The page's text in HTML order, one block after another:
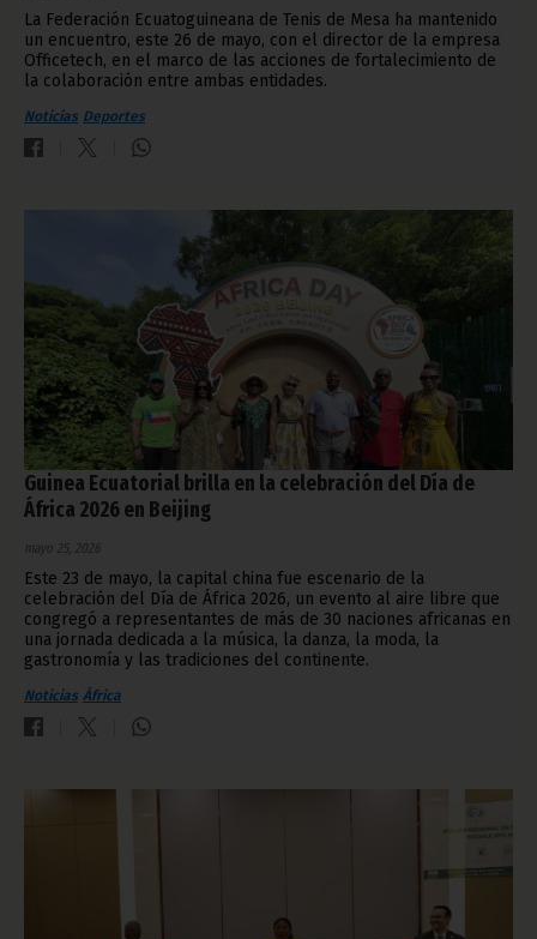
La Federación Ecuatoguineana de Tenis de Mesa ha mantenido
un encuentro, este 26 de mayo, con el director de la empresa
Officetech, en el marco de las acciones de fortalecimiento de
la colaboración entre ambas entidades.
Noticias Deportes
Guinea Ecuatorial brilla en la celebración del Día de
África 2026 en Beijing
mayo 25, 2026
Este 23 de mayo, la capital china fue escenario de la
celebración del Día de África 2026, un evento al aire libre que
congregó a representantes de más de 30 naciones africanas en
una jornada dedicada a la música, la danza, la moda, la
gastronomía y las tradiciones del continente.
Noticias África